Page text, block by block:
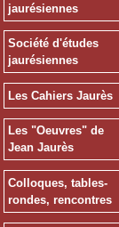
jaurésiennes
Société d'études
jaurésiennes
Les Cahiers Jaurès
Les "Oeuvres" de
Jean Jaurès
Colloques, tables-
rondes, rencontres